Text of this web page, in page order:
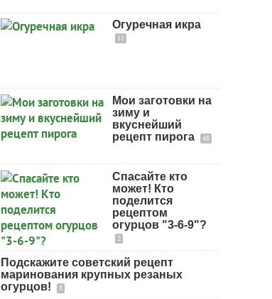
Огуречная икра
11
Мои заготовки на
зиму и
вкуснейший
рецепт пирога
48
Спасайте кто
может! Кто
поделится
рецептом
огурцов "3-6-9"?
2
Подскажите советский рецепт
маринования крупных резаных
огурцов!
8